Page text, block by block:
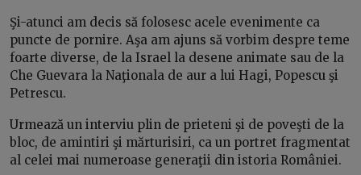
Şi-atunci am decis să folosesc acele evenimente ca
puncte de pornire. Aşa am ajuns să vorbim despre teme
foarte diverse, de la Israel la desene animate sau de la
Che Guevara la Naţionala de aur a lui Hagi, Popescu şi
Petrescu.
Urmează un interviu plin de prieteni şi de poveşti de la
bloc, de amintiri şi mărturisiri, ca un portret fragmentat
al celei mai numeroase generaţii din istoria României.